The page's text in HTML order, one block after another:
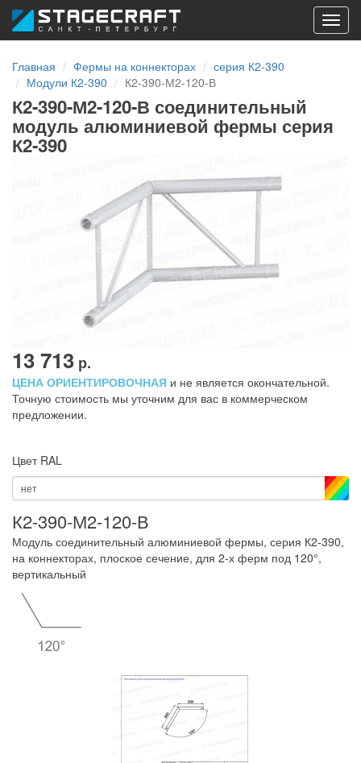
Главная
Фермы на коннекторах
серия К2-390
Модули К2-390
К2-390-М2-120-В
К2-390-М2-120-В соединительный
модуль алюминиевой фермы серия
К2-390
13 713 р.
ЦЕНА ОРИЕНТИРОВОЧНАЯ и не является окончательной.
Точную стоимость мы уточним для вас в коммерческом
предложении.
Цвет RAL
нет
К2-390-М2-120-В
Модуль соединительный алюминиевой фермы, серия К2-390,
на коннекторах, плоское сечение, для 2-х ферм под 120°,
вертикальный